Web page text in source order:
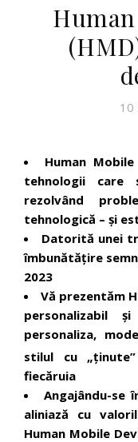
10
Human
tehnologii care
rezolvând
tehnologică – și
Datorită unei
îmbunătățire
2023
Vă prezentăm
personalizabil
personaliza,
stilul cu
fiecăruia
Angajându-se
aliniază cu
Human Mobile